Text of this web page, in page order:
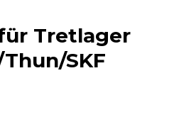
Tretlager
SKF